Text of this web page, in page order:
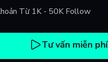
Từ 1K - 50K Follow
Tư vấn miễn phí